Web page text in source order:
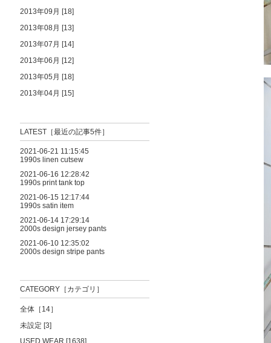
2013年09月 [18]
2013年08月 [13]
2013年07月 [14]
2013年06月 [12]
2013年05月 [18]
2013年04月 [15]
LATEST［最近の記事5件］
2021-06-21 11:15:45
1990s linen cutsew
2021-06-16 12:28:42
1990s print tank top
2021-06-15 12:17:44
1990s satin item
2021-06-14 17:29:14
2000s design jersey pants
2021-06-10 12:35:02
2000s design stripe pants
CATEGORY［カテゴリ］
全体［14］
未設定 [3]
USED WEAR [1638]